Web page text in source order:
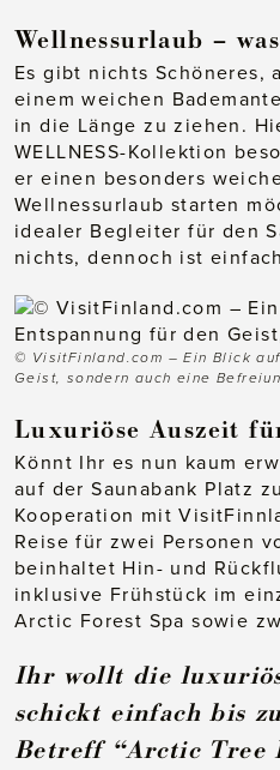
Wellnessurlaub –
Es gibt nichts Schöneres,
einem weichen
in die Länge zu ziehen.
WELLNESS-Kollektion
er einen besonders
Wellnessurlaub starten
idealer Begleiter für den
nichts, dennoch ist
© VisitFinland.com – Ein Blick
Geist, sondern auch eine
Luxuriöse Auszeit
Könnt Ihr es nun kaum
auf der Saunabank Platz
Kooperation mit
Reise für zwei Personen
beinhaltet Hin- und
inklusive Frühstück im
Arctic Forest Spa sowie
Ihr wollt die
schickt einfach bis
Betreff “Arctic Tree